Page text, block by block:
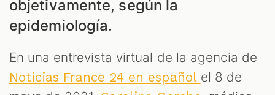
objetivamente, según la
epidemiología.
En una entrevista virtual de la agencia de
Noticias France 24 en español el 8 de